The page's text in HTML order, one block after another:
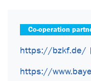
Co-operation
https://bzkf.de/
https://